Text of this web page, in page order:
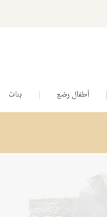
أطفال رضع بنات